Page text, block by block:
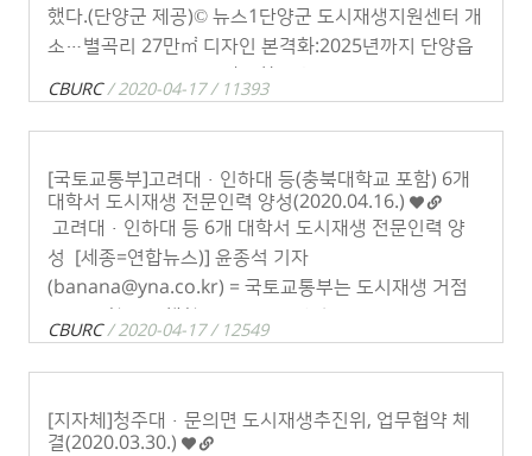
했다.(단양군 제공)© 뉴스1단양군 도시재생지원센터 개
소…별곡리 27만㎡ 디자인 본격화:2025년까지 단양읍
(조영석 기자 = choys2 . . .
CBURC/ 2020-04-17 / 11393
[국토교통부]고려대·인하대 등(충북대학교 포함) 6개
대학서 도시재생 전문인력 양성(2020.04.16.)
​ 고려대·인하대 등 6개 대학서 도시재생 전문인력 양
성 [세종=연합뉴스)] 윤종석 기자
(banana@yna.co.kr) = 국토교통부는 도시재생 거점
학'을 선정했다고 . . .
CBURC/ 2020-04-17 / 12549
[지자체]청주대·문의면 도시재생추진위, 업무협약 체
결(2020.03.30.)